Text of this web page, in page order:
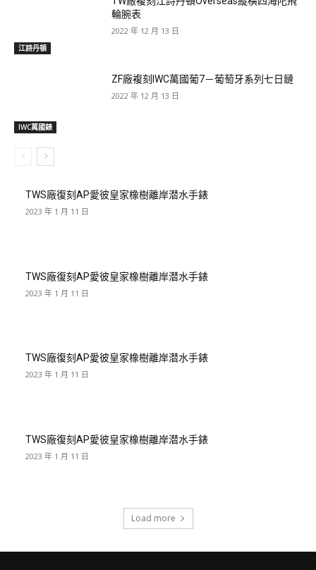
江詩丹頓
輪腕表
2022 年 12 月 13 日
IWC萬國錶
ZF廠複刻IWC萬國葡7－葡萄牙系列七日鏈
2022 年 12 月 13 日
TWS廠復刻AP愛彼皇家橡樹離岸潜水手錶
2023 年 1 月 11 日
TWS廠復刻AP愛彼皇家橡樹離岸潜水手錶
2023 年 1 月 11 日
TWS廠復刻AP愛彼皇家橡樹離岸潜水手錶
2023 年 1 月 11 日
TWS廠復刻AP愛彼皇家橡樹離岸潜水手錶
2023 年 1 月 11 日
Load more